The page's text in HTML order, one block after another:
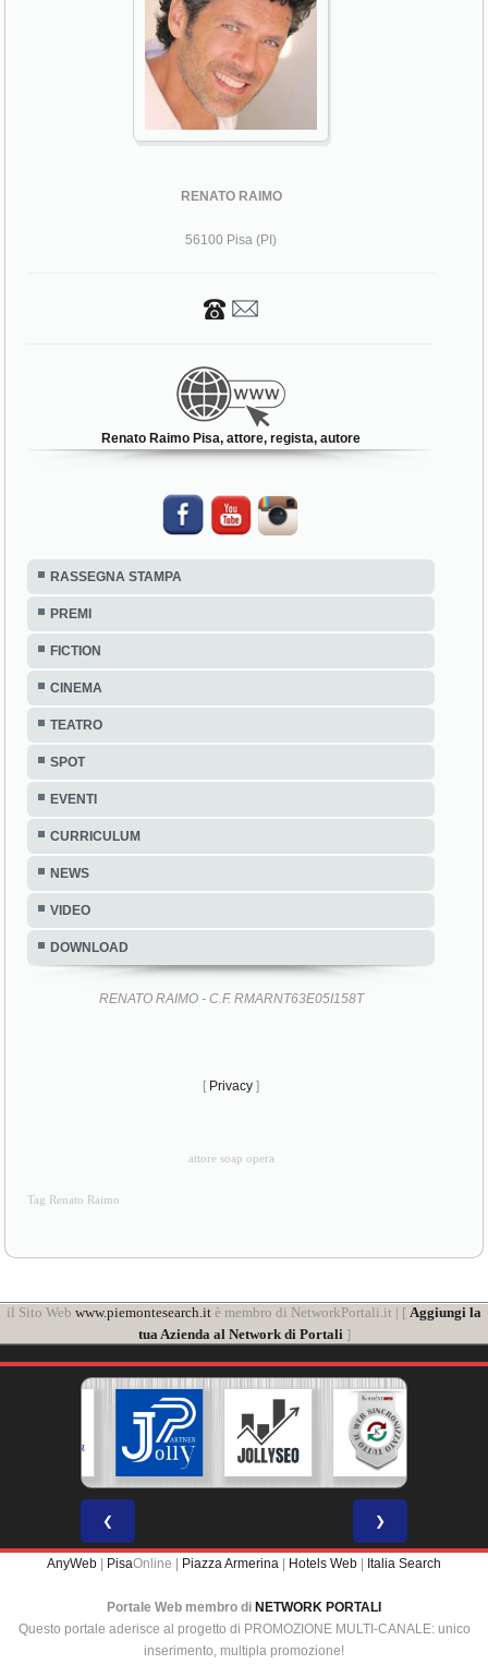
RENATO RAIMO
56100 Pisa (PI)
Renato Raimo Pisa, attore, regista, autore
RASSEGNA STAMPA
PREMI
FICTION
CINEMA
TEATRO
SPOT
EVENTI
CURRICULUM
NEWS
VIDEO
DOWNLOAD
RENATO RAIMO - C.F. RMARNT63E05I158T
[ Privacy ]
attore soap opera
Tag Renato Raimo
il Sito Web www.piemontesearch.it è membro di NetworkPortali.it | [ Aggiungi la
tua Azienda al Network di Portali ]
❮ ❯
AnyWeb | PisaOnline | Piazza Armerina | Hotels Web | Italia Search
Portale Web membro di NETWORK PORTALI
Questo portale aderisce al progetto di PROMOZIONE MULTI-CANALE: unico
inserimento, multipla promozione!